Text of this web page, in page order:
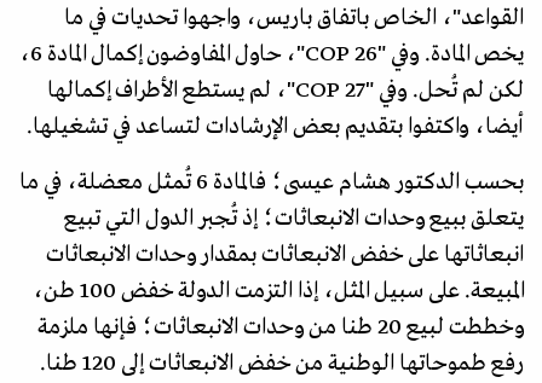
القواعد"، الخاص باتفاق باريس، واجهوا تحديات في ما
يخص المادة. وفي "COP 26"، حاول المفاوضون إكمال المادة 6،
لكن لم تُحل. وفي "COP 27"، لم يستطع الأطراف إكمالها
أيضا، واكتفوا بتقديم بعض الإرشادات لتساعد في تشغيلها.
بحسب الدكتور هشام عيسى؛ فالمادة 6 تُمثل معضلة، في ما
يتعلق ببيع وحدات الانبعاثات؛ إذ تُجبر الدول التي تبيع
انبعاثاتها على خفض الانبعاثات بمقدار وحدات الانبعاثات
المبيعة. على سبيل المثل، إذا التزمت الدولة خفض 100 طن،
وخططت لبيع 20 طنا من وحدات الانبعاثات؛ فإنها ملزمة
رفع طموحاتها الوطنية من خفض الانبعاثات إلى 120 طنا.